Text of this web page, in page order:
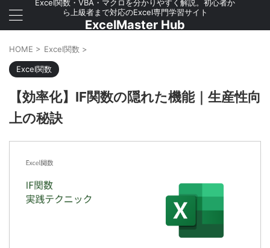
Excel関数・VBA・マクロを分かりやすく解説。初心者か
ら上級者まで対応のExcel専門学習サイト
ExcelMaster Hub
HOME > Excel関数 >
Excel関数
【効率化】IF関数の隠れた機能｜生産性向
上の秘訣